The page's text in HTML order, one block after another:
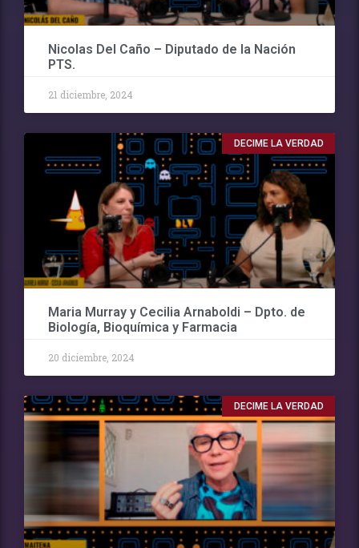
Nicolas Del Caño – Diputado de la Nación
PTS.
21 diciembre, 2024
DECIME LA VERDAD
Maria Murray y Cecilia Arnaboldi – Dpto. de
Biología, Bioquímica y Farmacia
20 diciembre, 2024
DECIME LA VERDAD